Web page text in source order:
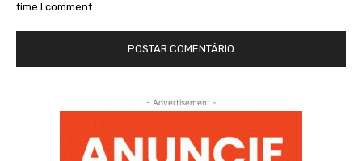
time I comment.
- Advertisement -